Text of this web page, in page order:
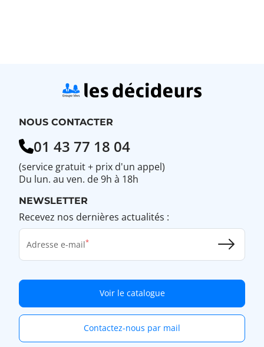
NOUS CONTACTER
01 43 77 18 04
(service gratuit + prix d'un appel)
Du lun. au ven. de 9h à 18h
NEWSLETTER
Recevez nos dernières actualités :
Adresse e-mail
Voir le catalogue
Contactez-nous par mail